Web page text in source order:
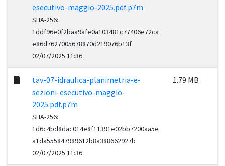
esecutivo-maggio-2025.pdf.p7m
SHA-256:
1ddf96e0f2baa9afe0a103481c77406e72ca
e86d7627005678870d219076b13f
02/07/2025 11:36
tav-07-idraulica-planimetria-e-
sezioni-esecutivo-maggio-
2025.pdf.p7m
SHA-256:
1d6c4bd8dac014e8f11391e02bb7200aa5e
a1da555847989612b8a388662927b
02/07/2025 11:36
1.79 MB